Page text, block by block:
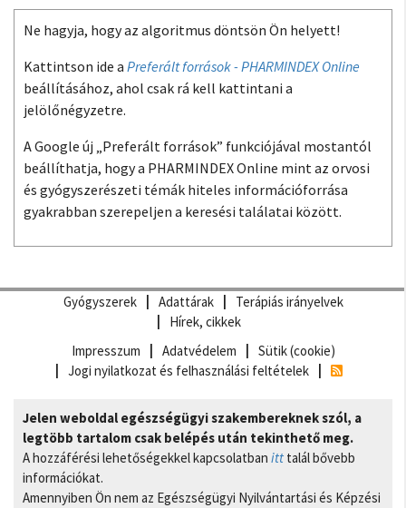
Ne hagyja, hogy az algoritmus döntsön Ön helyett!
Kattintson ide a Preferált források - PHARMINDEX Online
beállításához, ahol csak rá kell kattintani a
jelölőnégyzetre.
A Google új „Preferált források” funkciójával mostantól
beállíthatja, hogy a PHARMINDEX Online mint az orvosi
és gyógyszerészeti témák hiteles információforrása
gyakrabban szerepeljen a keresési találatai között.
Gyógyszerek Adattárak
Terápiás irányelvek
Hírek, cikkek
Impresszum
Adatvédelem
Sütik (cookie)
Jogi nyilatkozat és felhasználási feltételek
Jelen weboldal egészségügyi szakembereknek szól, a
legtöbb tartalom csak belépés után tekinthető meg.
A hozzáférési lehetőségekkel kapcsolatban itt talál bővebb
információkat.
Amennyiben Ön nem az Egészségügyi Nyilvántartási és Képzési